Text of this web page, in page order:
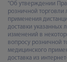
"Об утверждении
розничной торговли
применения
доставки указанных
изменений в
вопросу розничной
медицинского
доставка из